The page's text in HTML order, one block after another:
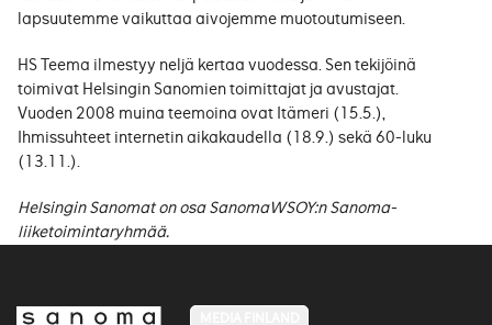
lapsuutemme vaikuttaa aivojemme muotoutumiseen.
HS Teema ilmestyy neljä kertaa vuodessa. Sen tekijöinä
toimivat Helsingin Sanomien toimittajat ja avustajat.
Vuoden 2008 muina teemoina ovat Itämeri (15.5.),
Ihmissuhteet internetin aikakaudella (18.9.) sekä 60-luku
(13.11.).
Helsingin Sanomat on osa SanomaWSOY:n Sanoma-
liiketoimintaryhmää.